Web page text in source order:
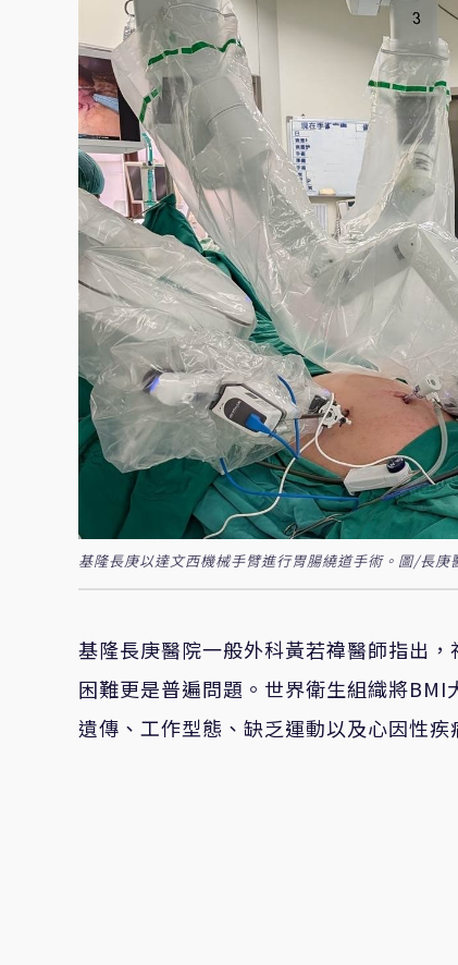
基隆長庚以達文西機械手臂進行胃腸繞道手術。圖/長庚
基隆長庚醫院一般外科黃若禕醫師指出
困難更是普遍問題。世界衛生組織將
遺傳、工作型態、缺乏運動以及心因性疾